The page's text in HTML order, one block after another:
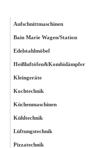
Aufschnittmaschinen
Bain Marie Wagen/Station
Edelstahlmöbel
Heißluftöfen&Kombidämpfer
Kleingeräte
Kochtechnik
Küchenmaschinen
Kühltechnik
Lüftungstechnik
Pizzatechnik